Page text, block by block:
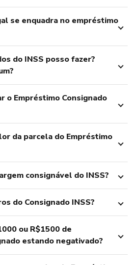
se enquadra no empréstimo
do INSS posso fazer?
o Empréstimo Consignado
da parcela do Empréstimo
consignável do INSS?
do Consignado INSS?
ou R$1500 de
estando negativado?